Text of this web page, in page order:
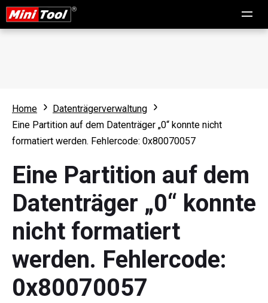
Home
Datenträgerverwaltung
Eine Partition auf dem Datenträger „0“ konnte nicht
formatiert werden. Fehlercode: 0x80070057
Eine Partition auf dem
Datenträger „0“ konnte
nicht formatiert
werden. Fehlercode:
0x80070057